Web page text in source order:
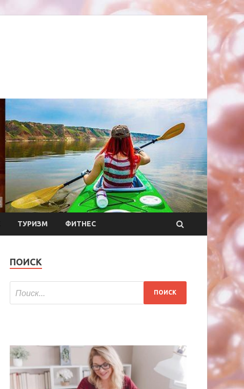
ТУРИЗМ ФИТНЕС
ПОИСК